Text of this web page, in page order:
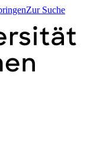
Zur Suche